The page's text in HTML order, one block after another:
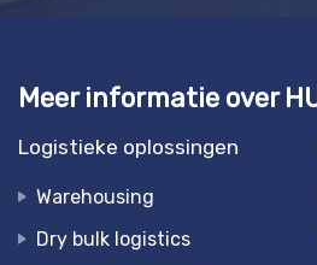
Meer informatie over
Logistieke oplossingen
Warehousing
Dry bulk logistics